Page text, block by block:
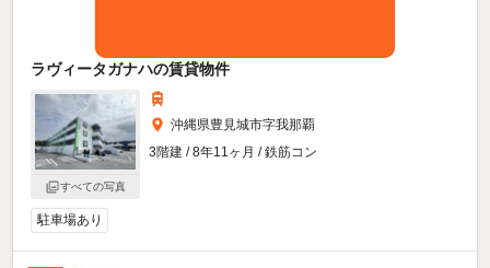
ラヴィータガナハの賃貸物件
すべての写真
沖縄県豊見城市字我那覇
3階建 / 8年11ヶ月 / 鉄筋コン
駐車場あり